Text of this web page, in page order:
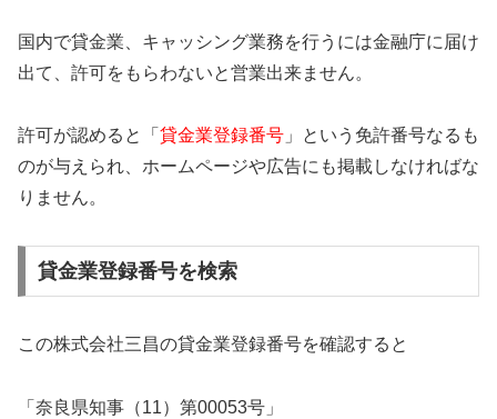
国内で貸金業、キャッシング業務を行うには金融庁に届け
出て、許可をもらわないと営業出来ません。
許可が認めると「 貸金業登録番号 」という免許番号なるも
のが与えられ、ホームページや広告にも掲載しなければな
りません。
貸金業登録番号を検索
この株式会社三昌の貸金業登録番号を確認すると
「奈良県知事（11）第00053号」